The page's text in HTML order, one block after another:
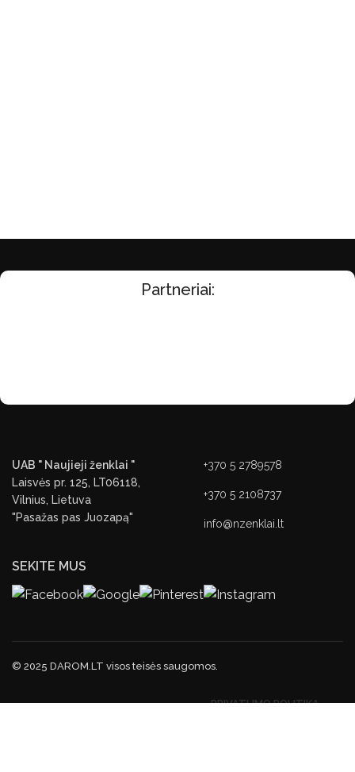
Partneriai:
UAB " Naujieji ženklai "
Laisvės pr. 125, LT06118,
Vilnius, Lietuva
"Pasažas pas Juozapą"
+370 5 2789578
+370 5 2108737
info@nzenklai.lt
SEKITE MUS
© 2025 DAROM.LT visos teisės saugomos.
PRIVATUMO POLITIKA